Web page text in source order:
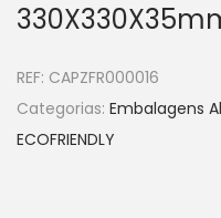
REF: CAPZFR000016
Categorias: Embalagens
ECOFRIENDLY